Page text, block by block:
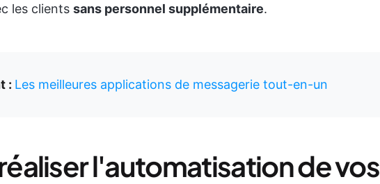
les clients sans personnel supplémentaire.
: Les meilleures applications de messagerie tout-en-un
l'automatisation de vos